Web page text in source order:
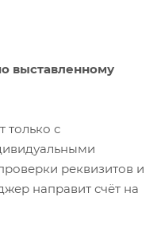
выставленному
только с
реквизитов и
направит счёт на